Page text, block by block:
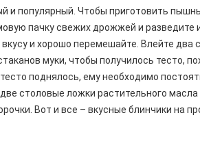
и популярный. Чтобы приготовить
пачку свежих дрожжей и разведите
и хорошо перемешайте. Влейте два
муки, чтобы получилось тесто,
поднялось, ему необходимо
столовые ложки растительного
Вот и все – вкусные блинчики на